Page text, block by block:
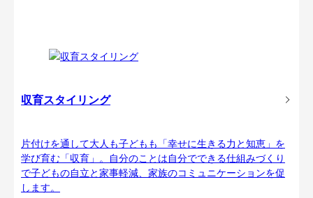
収育スタイリング
片付けを通して大人も子どもも「幸せに生きる力と知恵」を
学び育む「収育」。自分のことは自分でできる仕組みづくり
で子どもの自立と家事軽減、家族のコミュニケーションを促
します。